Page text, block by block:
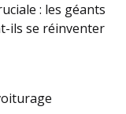
: les géants
ils se réinventer